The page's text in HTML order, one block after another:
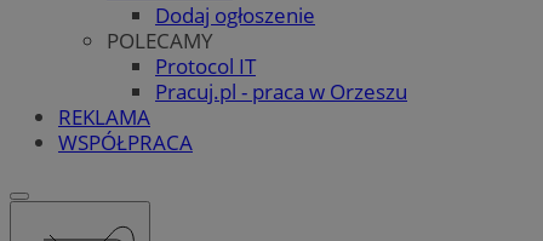
Dodaj ogłoszenie
POLECAMY
Protocol IT
Pracuj.pl - praca w Orzeszu
REKLAMA
WSPÓŁPRACA